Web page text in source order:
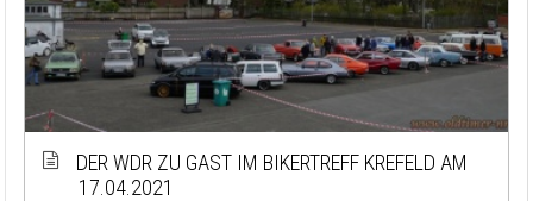
DER WDR ZU GAST IM BIKERTREFF KREFELD AM
17.04.2021